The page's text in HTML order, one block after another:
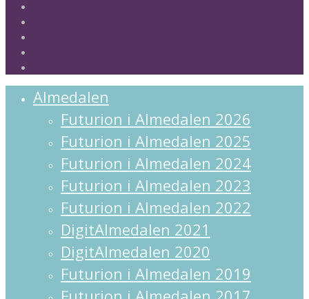
Almedalen
Futurion i Almedalen 2026
Futurion i Almedalen 2025
Futurion i Almedalen 2024
Futurion i Almedalen 2023
Futurion i Almedalen 2022
DigitAlmedalen 2021
DigitAlmedalen 2020
Futurion i Almedalen 2019